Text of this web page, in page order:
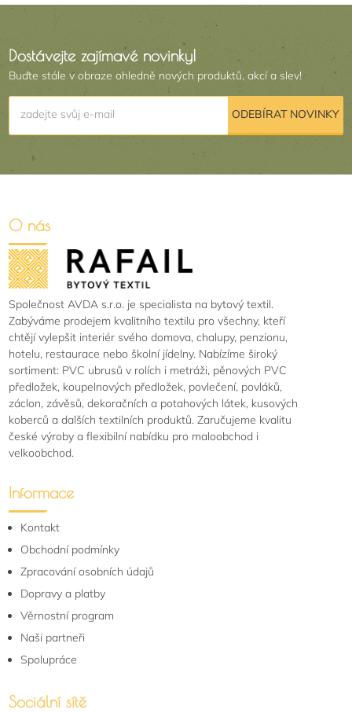
Dostávejte zajímavé novinky!
Buďte stále v obraze ohledně nových produktů, akcí a slev!
zadejte svůj e-mail ODEBÍRAT NOVINKY
O nás
Společnost AVDA s.r.o. je specialista na bytový textil.
Zabýváme prodejem kvalitního textilu pro všechny, kteří
chtějí vylepšit interiér svého domova, chalupy, penzionu,
hotelu, restaurace nebo školní jídelny. Nabízíme široký
sortiment: PVC ubrusů v rolích i metráži, pěnových PVC
předložek, koupelnových předložek, povlečení, povláků,
záclon, závěsů, dekoračních a potahových látek, kusových
koberců a dalších textilních produktů. Zaručujeme kvalitu
české výroby a flexibilní nabídku pro maloobchod i
velkoobchod.
Informace
Kontakt
Obchodní podmínky
Zpracování osobních údajů
Dopravy a platby
Věrnostní program
Naši partneři
Spolupráce
Sociální sítě